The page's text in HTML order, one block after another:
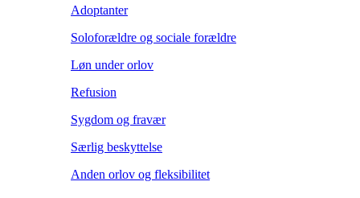
Adoptanter
Soloforældre og sociale forældre
Løn under orlov
Refusion
Sygdom og fravær
Særlig beskyttelse
Anden orlov og fleksibilitet